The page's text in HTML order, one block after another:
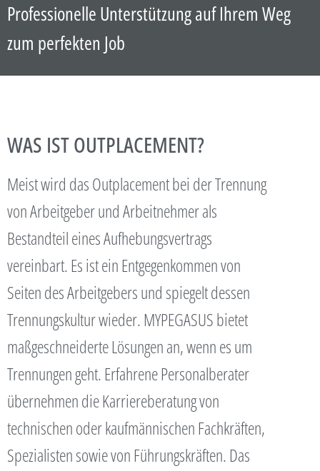
Professionelle Unterstützung auf Ihrem Weg
zum perfekten Job
WAS IST OUTPLACEMENT?
Meist wird das Outplacement bei der Trennung
von Arbeitgeber und Arbeitnehmer als
Bestandteil eines Aufhebungsvertrags
vereinbart. Es ist ein Entgegenkommen von
Seiten des Arbeitgebers und spiegelt dessen
Trennungskultur wieder. MYPEGASUS bietet
maßgeschneiderte Lösungen an, wenn es um
Trennungen geht. Erfahrene Personalberater
übernehmen die Karriereberatung von
technischen oder kaufmännischen Fachkräften,
Spezialisten sowie von Führungskräften. Das